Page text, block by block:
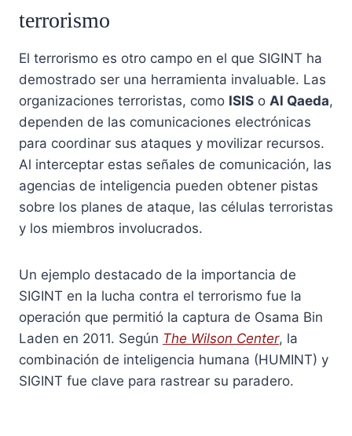
terrorismo
El terrorismo es otro campo en el que SIGINT ha
demostrado ser una herramienta invaluable. Las
organizaciones terroristas, como ISIS o Al Qaeda,
dependen de las comunicaciones electrónicas
para coordinar sus ataques y movilizar recursos.
Al interceptar estas señales de comunicación, las
agencias de inteligencia pueden obtener pistas
sobre los planes de ataque, las células terroristas
y los miembros involucrados.
Un ejemplo destacado de la importancia de
SIGINT en la lucha contra el terrorismo fue la
operación que permitió la captura de Osama Bin
Laden en 2011. Según The Wilson Center, la
combinación de inteligencia humana (HUMINT) y
SIGINT fue clave para rastrear su paradero.